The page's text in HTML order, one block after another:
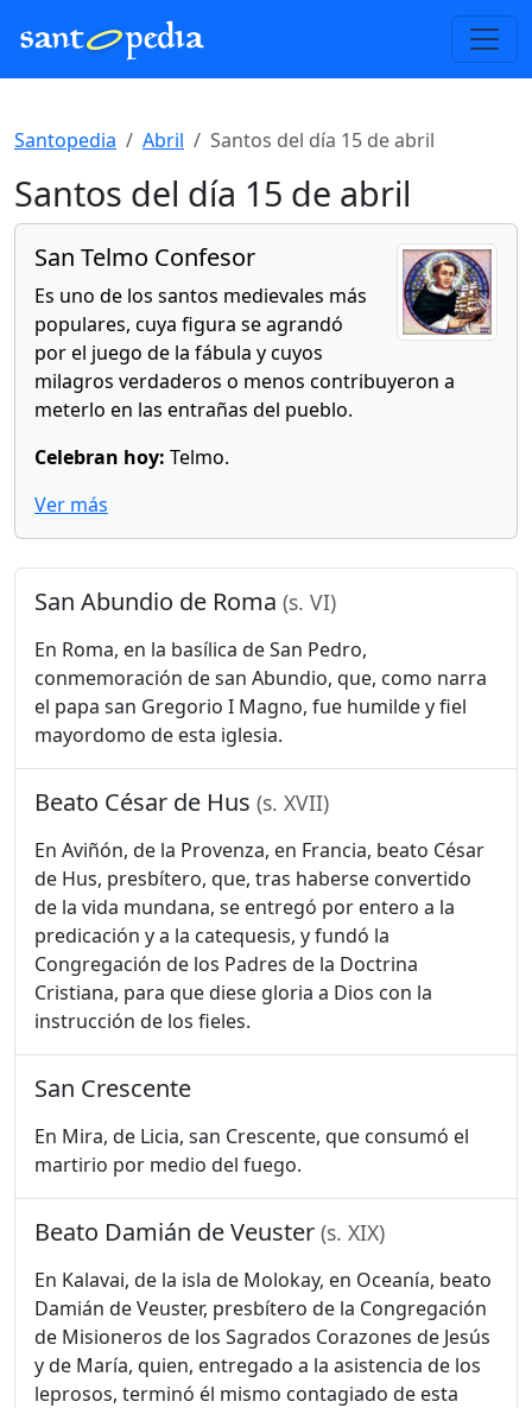
Santopedia Abril Santos del día 15 de abril
Santos del día 15 de abril
San Telmo Confesor
Es uno de los santos medievales más
populares, cuya figura se agrandó
por el juego de la fábula y cuyos
milagros verdaderos o menos contribuyeron a
meterlo en las entrañas del pueblo.
Celebran hoy: Telmo.
Ver más
San Abundio de Roma (s. VI)
En Roma, en la basílica de San Pedro,
conmemoración de san Abundio, que, como narra
el papa san Gregorio I Magno, fue humilde y fiel
mayordomo de esta iglesia.
Beato César de Hus (s. XVII)
En Aviñón, de la Provenza, en Francia, beato César
de Hus, presbítero, que, tras haberse convertido
de la vida mundana, se entregó por entero a la
predicación y a la catequesis, y fundó la
Congregación de los Padres de la Doctrina
Cristiana, para que diese gloria a Dios con la
instrucción de los fieles.
San Crescente
En Mira, de Licia, san Crescente, que consumó el
martirio por medio del fuego.
Beato Damián de Veuster (s. XIX)
En Kalavai, de la isla de Molokay, en Oceanía, beato
Damián de Veuster, presbítero de la Congregación
de Misioneros de los Sagrados Corazones de Jesús
y de María, quien, entregado a la asistencia de los
leprosos, terminó él mismo contagiado de esta